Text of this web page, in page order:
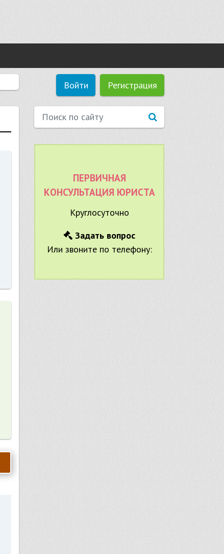
Войти Регистрация
ПЕРВИЧНАЯ
КОНСУЛЬТАЦИЯ ЮРИСТА
Круглосуточно
Задать вопрос
Или звоните по телефону: